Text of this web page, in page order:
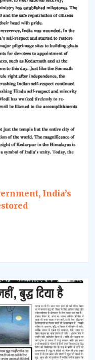
India’s